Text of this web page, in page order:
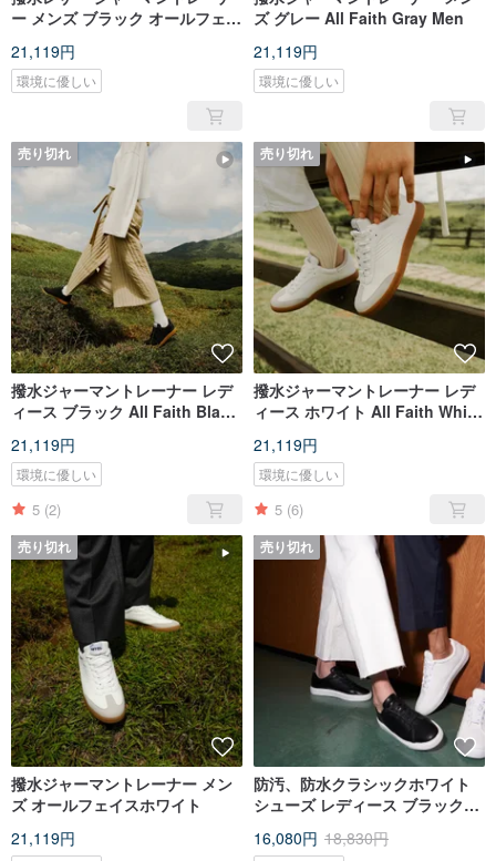
ー メンズ ブラック オールフェイ
21,119円
環境に優しい
ズ グレー All Faith Gray Men
21,119円
環境に優しい
売り切れ
撥水ジャーマントレーナー レデ
ィース ブラック All Faith Black
21,119円
環境に優しい
5 (2)
売り切れ
撥水ジャーマントレーナー レデ
ィース ホワイト All Faith White
21,119円
環境に優しい
5 (6)
売り切れ
撥水ジャーマントレーナー メン
ズ オールフェイスホワイト
21,119円
売り切れ
防汚、防水クラシックホワイト
シューズ レディース ブラックホ
Black / White
16,080円 18,830円